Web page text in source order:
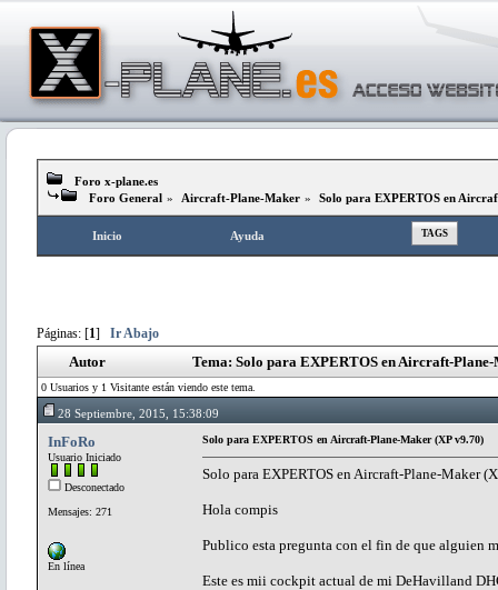
Foro x-plane.es
Foro General » Aircraft-Plane-Maker » Solo para EXPERTOS en
Inicio Ayuda TAGS
Páginas: [1] Ir Abajo
Autor Tema: Solo para EXPERTOS en Aircraft-
0 Usuarios y 1 Visitante están viendo este tema.
28 Septiembre, 2015, 15:38:09
InFoRo
Usuario Iniciado
Desconectado
Mensajes: 271
En línea
Solo para EXPERTOS en Aircraft-Plane-Maker (XP v9.70)
Solo para EXPERTOS en Aircraft-Plane-Maker
Hola compis
Publico esta pregunta con el fin de que alguien
Este es mii cockpit actual de mi DeHavilland